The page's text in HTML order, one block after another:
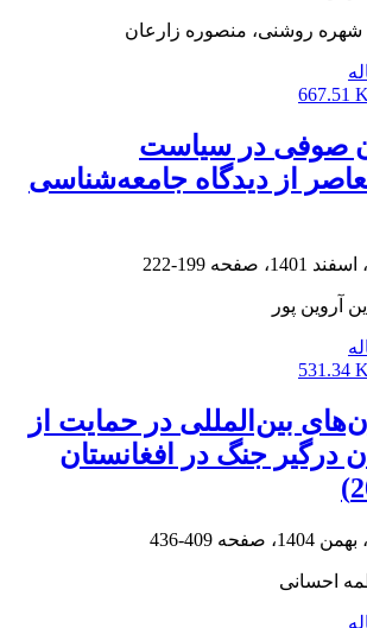
شهره روشنی، منصوره زارعان
667.51 K
صوفی در سیاست
از دیدگاه جامعه‌شناسی
199-222
آروین پور
531.34 K
بین‌المللی در حمایت از
درگیر جنگ در افغانستان
409-436
احسانی